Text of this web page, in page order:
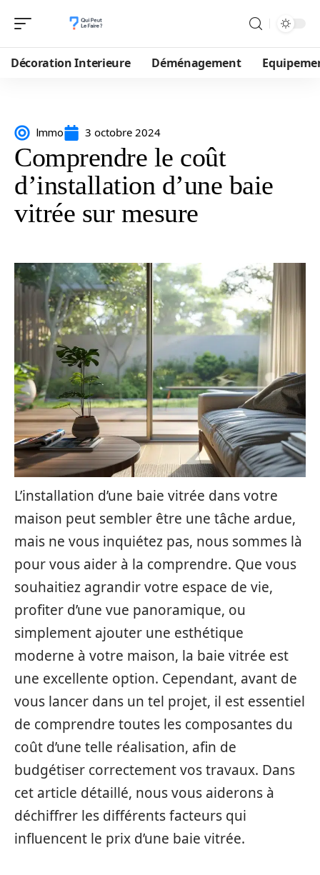
Décoration Interieure Déménagement
Immo 3 octobre 2024
Comprendre le coût
d’installation d’une baie
vitrée sur mesure
L’installation d’une baie vitrée dans votre
maison peut sembler être une tâche ardue,
mais ne vous inquiétez pas, nous sommes là
pour vous aider à la comprendre. Que vous
souhaitiez agrandir votre espace de vie,
profiter d’une vue panoramique, ou
simplement ajouter une esthétique
moderne à votre maison, la baie vitrée est
une excellente option. Cependant, avant de
vous lancer dans un tel projet, il est essentiel
de comprendre toutes les composantes du
coût d’une telle réalisation, afin de
budgétiser correctement vos travaux. Dans
cet article détaillé, nous vous aiderons à
déchiffrer les différents facteurs qui
influencent le prix d’une baie vitrée.